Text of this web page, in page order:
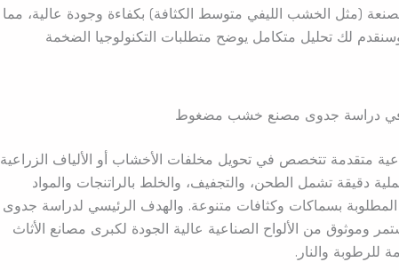
(مثل الخشب الليفي متوسط الكثافة) بكفاءة وجودة عالية، مما
لك تحليل متكامل يوضح متطلبات التكنولوجيا الضخمة
دراسة جدوى مصنع خشب مضغوط
تتخصص في تحويل مخلفات الأخشاب أو الألياف الزراعية
دقيقة تشمل الطحن، والتجفيف، والخلط بالراتنجات والمواد
المطلوبة بسماكات وكثافات متنوعة. والهدف الرئيسي لدراسة جدوى
من الألواح الصناعية عالية الجودة لكبرى مصانع الأثاث
للرطوبة والنار.